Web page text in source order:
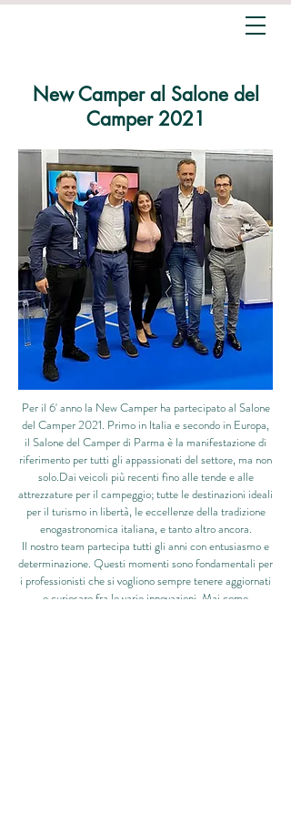
New Camper al Salone del
Camper 2021
Per il 6' anno la New Camper ha partecipato al Salone
del Camper 2021. Primo in Italia e secondo in Europa,
il Salone del Camper di Parma è la manifestazione di
riferimento per tutti gli appassionati del settore, ma non
solo.Dai veicoli più recenti fino alle tende e alle
attrezzature per il campeggio; tutte le destinazioni ideali
per il turismo in libertà, le eccellenze della tradizione
enogastronomica italiana, e tanto altro ancora.
Il nostro team partecipa tutti gli anni con entusiasmo e
determinazione. Questi momenti sono fondamentali per
i professionisti che si vogliono sempre tenere aggiornati
e curiosare fra le varie innovazioni. Mai come